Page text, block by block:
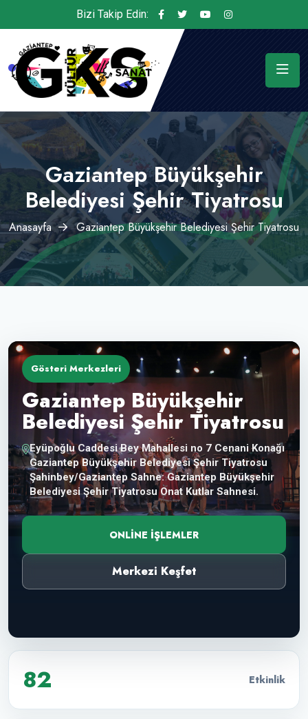
Bizi Takip Edin:
Gaziantep Büyükşehir
Belediyesi Şehir Tiyatrosu
Anasayfa Gaziantep Büyükşehir Belediyesi Şehir Tiyatrosu
Gösteri Merkezleri
Gaziantep Büyükşehir
Belediyesi Şehir Tiyatrosu
Eyüpoğlu Caddesi Bey Mahallesi no 7 Cenani Konağı
Gaziantep Büyükşehir Belediyesi Şehir Tiyatrosu
Şahinbey/Gaziantep Sahne: Gaziantep Büyükşehir
Belediyesi Şehir Tiyatrosu Onat Kutlar Sahnesi.
ONLINE İŞLEMLER
Merkezi Keşfet
82 Etkinlik